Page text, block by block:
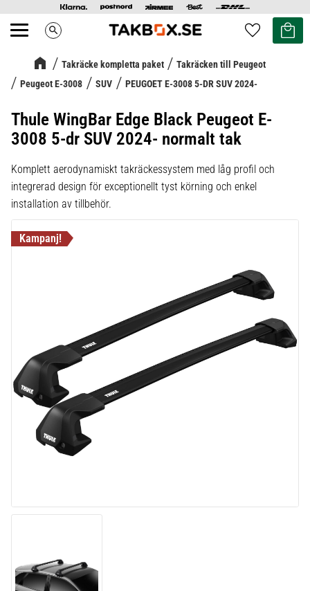
Meny search Favoriter
Kundvagn
Takräcke kompletta paket
Takräcken till Peugeot
Peugeot E-3008
SUV PEUGOET E-3008 5-DR SUV 2024-
Thule WingBar Edge Black Peugeot E-
3008 5-dr SUV 2024- normalt tak
Komplett aerodynamiskt takräckessystem med låg profil och
integrerad design för exceptionellt tyst körning och enkel
installation av tillbehör.